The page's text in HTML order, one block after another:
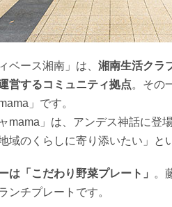
ベース湘南」は、 湘南生活クラ
営するコミュニティ拠点。その
」です。
mama」は、アンデス神話に登
域のくらしに寄り添いたい」と
は「こだわり野菜プレート」
。
ンチプレートです。